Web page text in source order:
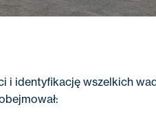
i identyfikację wszelkich